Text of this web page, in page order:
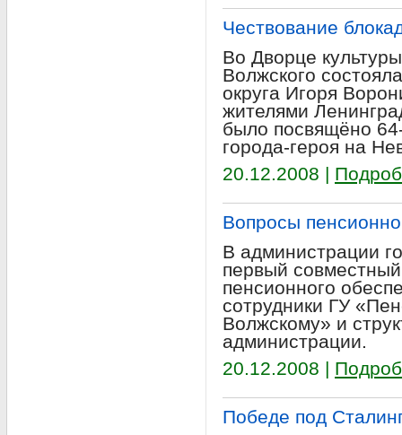
Чествование
Во Дворце
Волжского
округа Игоря
жителями
было посвящёно
города-героя на
20.12.2008 |
Вопросы
В администрации
первый
пенсионного
сотрудники ГУ
Волжскому» и
администрации.
20.12.2008 |
Победе под